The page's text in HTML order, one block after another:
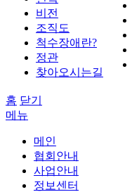
비전
조직도
척수장애란?
정관
찾아오시는길
홈 닫기
메뉴
메인
협회안내
사업안내
정보센터